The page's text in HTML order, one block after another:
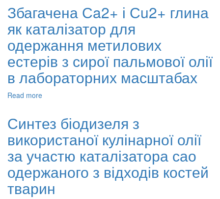
переестерифікації
пальмової
олії
в
метилові
естери
за
допомогою
Збагачена Сa2+ і Сu2+ глина
як каталізатор для
одержання метилових
естерів з сирої пальмової олії
в лабораторних масштабах
Read more
і
глина
як
каталізатор
для
одержання
метилових
Синтез біодизеля з
використаної кулінарної олії
за участю каталізатора сао
одержаного з відходів костей
тварин